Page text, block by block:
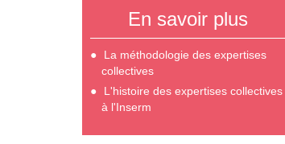
En savoir plus
La méthodologie des expertises
collectives
L'histoire des expertises collectives
à l'Inserm